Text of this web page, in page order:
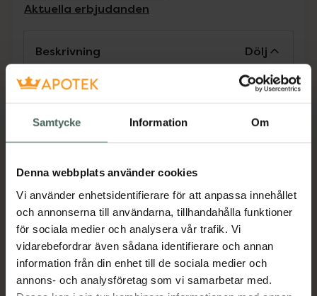
Samtycke Information Om
Denna webbplats använder cookies
Vi använder enhetsidentifierare för att anpassa innehållet
och annonserna till användarna, tillhandahålla funktioner
för sociala medier och analysera vår trafik. Vi
vidarebefordrar även sådana identifierare och annan
information från din enhet till de sociala medier och
annons- och analysföretag som vi samarbetar med.
Aktuella erbjudanden
Beskrivning Dölj
Voicemail Masque är en leave-on mask som
huden som orsakats av försämrad
cellkommunikation. Cellkommunikationen
det resulterar i försämrad lyster och spänst.
Med Voicemail Masque får huden tillbaka sin
lyster och spänst. Huden vaknar utvilad.
Jämförpris 9780 kr/l
EAN:00769915151190
Kategorier: